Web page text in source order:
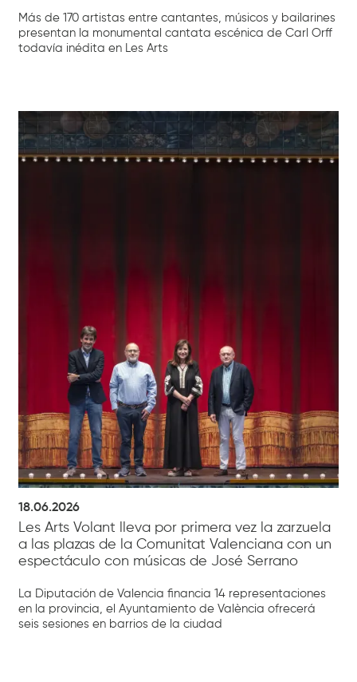
Más de 170 artistas entre cantantes, músicos y bailarines
presentan la monumental cantata escénica de Carl Orff
todavía inédita en Les Arts
18.06.2026
Les Arts Volant lleva por primera vez la zarzuela
a las plazas de la Comunitat Valenciana con un
espectáculo con músicas de José Serrano
La Diputación de Valencia financia 14 representaciones
en la provincia, el Ayuntamiento de València ofrecerá
seis sesiones en barrios de la ciudad